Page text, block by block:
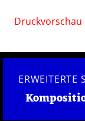
Druckvorschau
ERWEITERTE